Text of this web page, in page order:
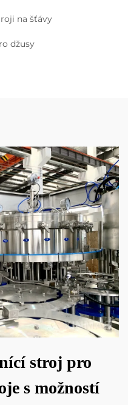
na šťávy
džusy
stroj pro
s možností